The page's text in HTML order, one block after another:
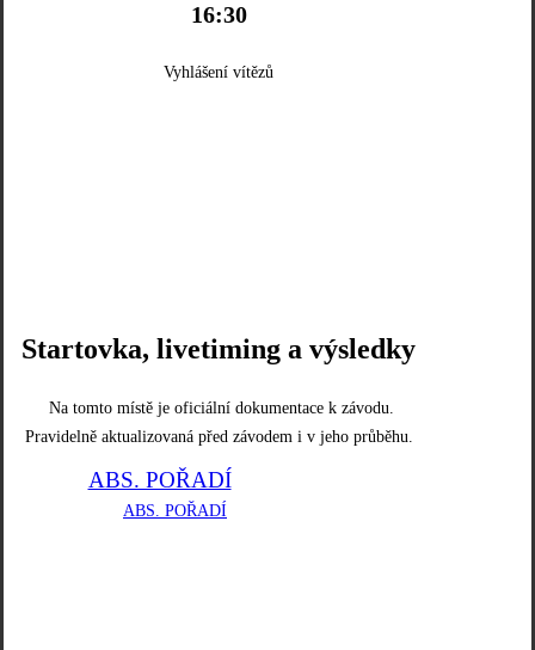
16:30
Vyhlášení vítězů
Startovka, livetiming a výsledky
Na tomto místě je oficiální dokumentace k závodu.
Pravidelně aktualizovaná před závodem i v jeho průběhu.
ABS. POŘADÍ
ABS. POŘADÍ